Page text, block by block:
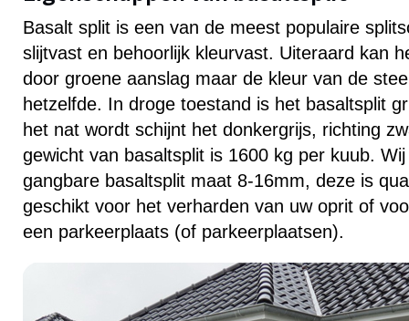
Basalt split is een van de meest populaire
slijtvast en behoorlijk kleurvast. Uiteraard kan
door groene aanslag maar de kleur van de
hetzelfde. In droge toestand is het basaltsplit
het nat wordt schijnt het donkergrijs, richting
gewicht van basaltsplit is 1600 kg per kuub.
gangbare basaltsplit maat 8-16mm, deze is
geschikt voor het verharden van uw oprit of
een parkeerplaats (of parkeerplaatsen).